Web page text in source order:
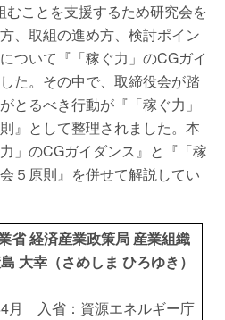
ことを支援するため研究会を
、取組の進め方、検討ポイン
ついて『「稼ぐ力」のCGガイ
た。その中で、取締役会が踏
とるべき行動が『「稼ぐ力」
』として整理されました。本
」のCGガイダンス』と『「稼
５原則』を併せて解説してい
省 経済産業政策局 産業組織
大幸（さめしま ひろゆき）
月 入省：資源エネルギー庁